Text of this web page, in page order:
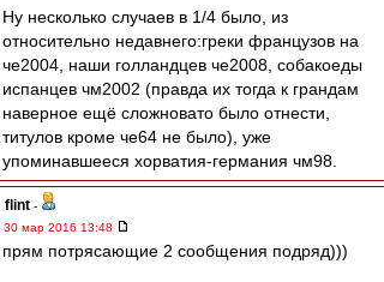
Ну несколько случаев в 1/4 было, из
относительно недавнего:греки французов на
че2004, наши голландцев че2008, собакоеды
испанцев чм2002 (правда их тогда к грандам
наверное ещё сложновато было отнести,
титулов кроме че64 не было), уже
упоминавшееся хорватия-германия чм98.
flint -
30 мар 2016 13:48
прям потрясающие 2 сообщения подряд)))